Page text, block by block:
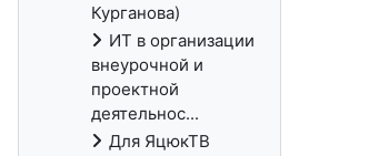
Курганова)
ИТ в организации
внеурочной и
проектной
деятельнос...
Для ЯцюкТВ